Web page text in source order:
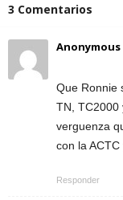
3 Comentarios
Anonymous
Que Ronnie
TN, TC2000
verguenza
con la
Responder